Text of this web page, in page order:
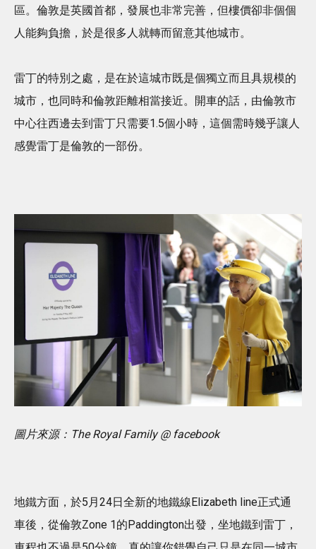
區。倫敦是英國首都，發展也非常完善，但樓價卻非個個
人能夠負擔，於是很多人就轉而留意其他城市。
雷丁的特別之處，是在於這城市既是個獨立而且具規模的
城市，也同時和倫敦距離相當接近。開車的話，由倫敦市
中心往西邊去到雷丁只需要1.5個小時，這個需時幾乎讓人
感覺雷丁是倫敦的一部份。
圖片來源：The Royal Family @ facebook
地鐵方面，於5月24日全新的地鐵線Elizabeth line正式通
車後，從倫敦Zone 1的Paddington出發，坐地鐵到雷丁，